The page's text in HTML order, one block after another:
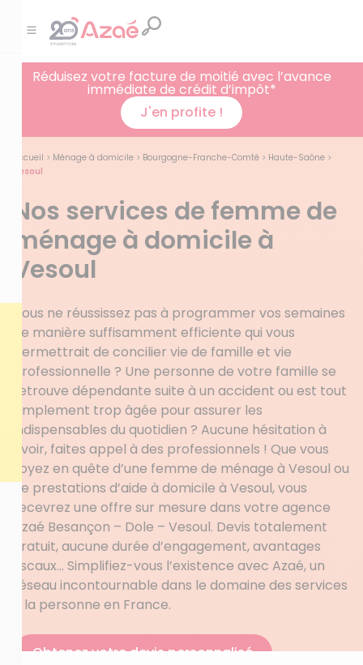
Réduisez votre facture de moitié avec l’avance
immédiate de crédit d’impôt*
J'en profite !
Accueil > Ménage à domicile > Bourgogne-Franche-Comté > Haute-Saône >
Vesoul
Nos services de femme de
ménage à domicile à
Vesoul
Vous ne réussissez pas à programmer vos semaines
de manière suffisamment efficiente qui vous
permettrait de concilier vie de famille et vie
professionnelle ? Une personne de votre famille se
retrouve dépendante suite à un accident ou est tout
simplement trop âgée pour assurer les
indispensables du quotidien ? Aucune hésitation à
avoir, faites appel à des professionnels ! Que vous
soyez en quête d’une femme de ménage à Vesoul ou
de prestations d’aide à domicile à Vesoul, vous
recevrez une offre sur mesure dans votre agence
Azaé Besançon – Dole – Vesoul. Devis totalement
gratuit, aucune durée d’engagement, avantages
fiscaux… Simplifiez-vous l’existence avec Azaé, un
réseau incontournable dans le domaine des services
à la personne en France.
Obtenez votre devis personnalisé